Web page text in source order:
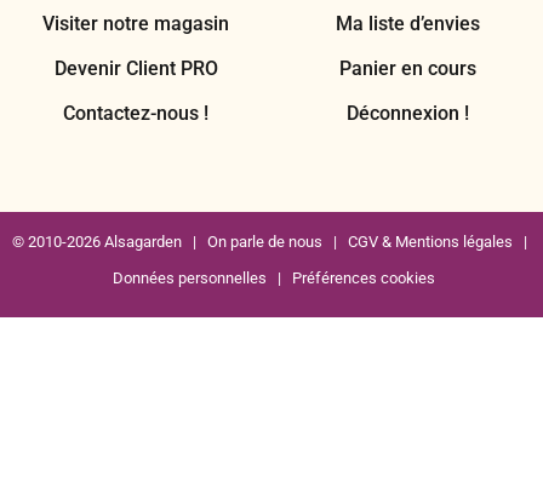
Visiter notre magasin
Devenir Client PRO
Contactez-nous !
Ma liste d’envies
Panier en cours
Déconnexion !
© 2010-2026 Alsagarden | On parle de nous | CGV & Mentions légales |
Données personnelles | Préférences cookies